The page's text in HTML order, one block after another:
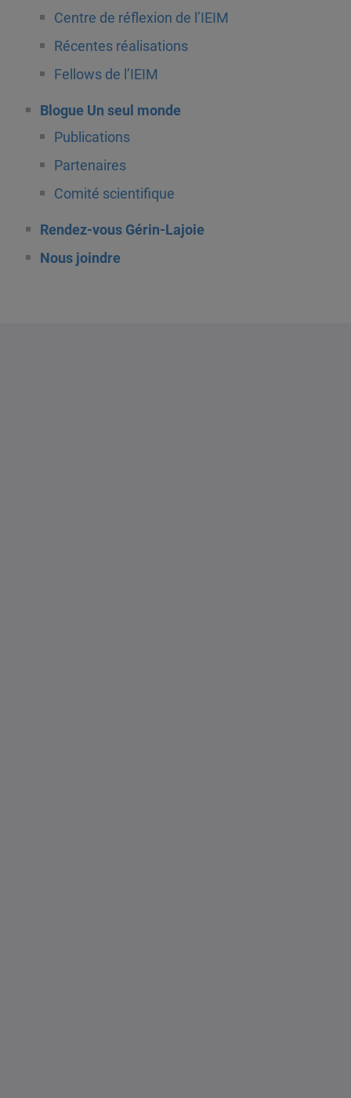
Centre de réflexion de l’IEIM
Récentes réalisations
Fellows de l’IEIM
Blogue Un seul monde
Publications
Partenaires
Comité scientifique
Rendez-vous Gérin-Lajoie
Nous joindre